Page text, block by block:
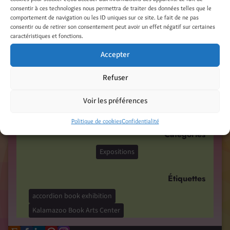
consentir à ces technologies nous permettra de traiter des données telles que le
comportement de navigation ou les ID uniques sur ce site. Le fait de ne pas
consentir ou de retirer son consentement peut avoir un effet négatif sur certaines
caractéristiques et fonctions.
Accepter
Refuser
Voir les préférences
Politique de cookiesConfidentialité
ttps://kalbookarts.org/events/2022illustratedaccordion/
L’exposition internationale de livres accordéon
au Kalamazoo Book Arts Center à Kalamazoo,
Michigan, USA, du 4 février au 25 mars 2022.
passez au centre si vous êtes par-là
Catégories
Expositions
Étiquettes
accordion book exhibition
Kalamazoo Book Arts Center